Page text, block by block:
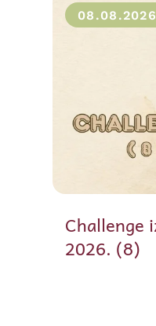
Challenge
2026. (8)